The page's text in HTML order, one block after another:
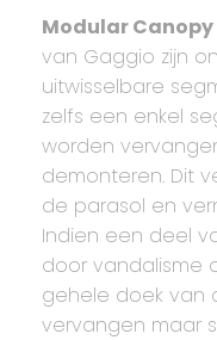
Modular
van Gaggio zijn
uitwisselbare
zelfs een enkel
worden
demonteren. Dit
de parasol en
Indien een deel
door vandalisme
gehele doek van
vervangen maar